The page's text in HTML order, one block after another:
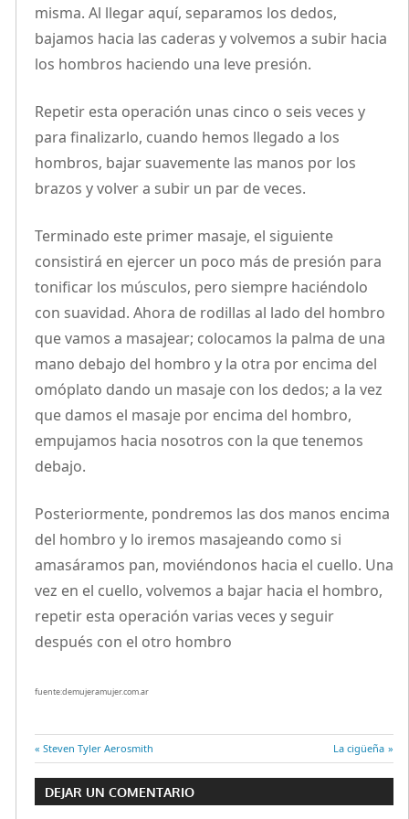
misma. Al llegar aquí, separamos los dedos,
bajamos hacia las caderas y volvemos a subir hacia
los hombros haciendo una leve presión.
Repetir esta operación unas cinco o seis veces y
para finalizarlo, cuando hemos llegado a los
hombros, bajar suavemente las manos por los
brazos y volver a subir un par de veces.
Terminado este primer masaje, el siguiente
consistirá en ejercer un poco más de presión para
tonificar los músculos, pero siempre haciéndolo
con suavidad. Ahora de rodillas al lado del hombro
que vamos a masajear; colocamos la palma de una
mano debajo del hombro y la otra por encima del
omóplato dando un masaje con los dedos; a la vez
que damos el masaje por encima del hombro,
empujamos hacia nosotros con la que tenemos
debajo.
Posteriormente, pondremos las dos manos encima
del hombro y lo iremos masajeando como si
amasáramos pan, moviéndonos hacia el cuello. Una
vez en el cuello, volvemos a bajar hacia el hombro,
repetir esta operación varias veces y seguir
después con el otro hombro
fuente:demujeramujer.com.ar
Navegación
de
Entrada
anterior:
Steven Tyler Aerosmith
Entrada
siguiente:
La cigüeña
DEJAR UN COMENTARIO